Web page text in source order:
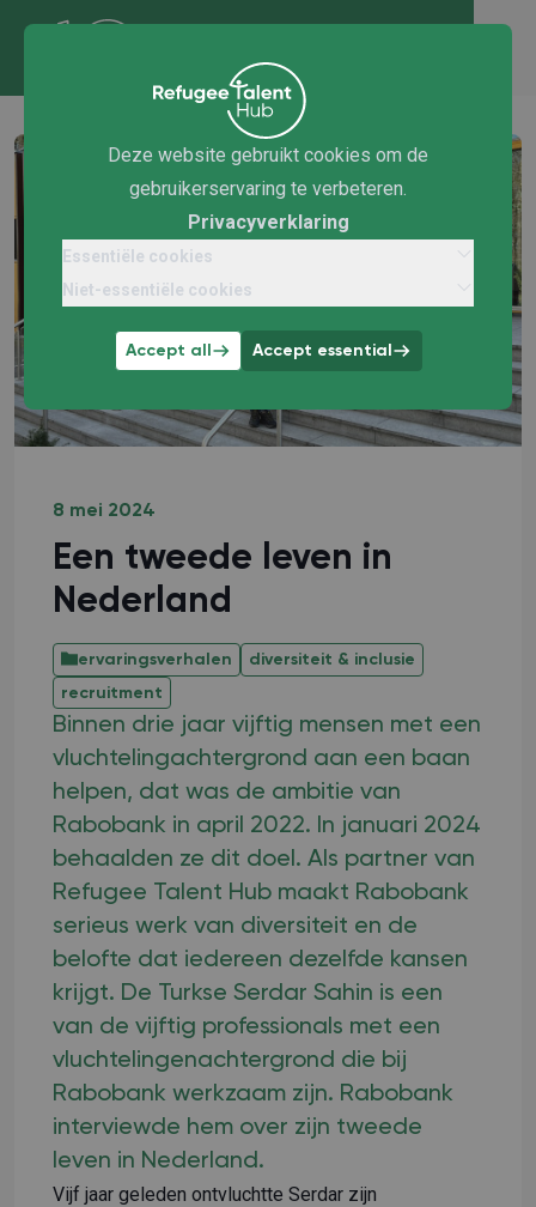
Deze website gebruikt cookies om de
gebruikerservaring te verbeteren.
Privacyverklaring
Essentiële cookies
Niet-essentiële cookies
Accept all Accept essential
8 mei 2024
Een tweede leven in
Nederland
ervaringsverhalen
diversiteit & inclusie
recruitment
Binnen drie jaar vijftig mensen met een
vluchtelingachtergrond aan een baan
helpen, dat was de ambitie van
Rabobank in april 2022. In januari 2024
behaalden ze dit doel. Als partner van
Refugee Talent Hub maakt Rabobank
serieus werk van diversiteit en de
belofte dat iedereen dezelfde kansen
krijgt. De Turkse Serdar Sahin is een
van de vijftig professionals met een
vluchtelingenachtergrond die bij
Rabobank werkzaam zijn. Rabobank
interviewde hem over zijn tweede
leven in Nederland.
Vijf jaar geleden ontvluchtte Serdar zijn